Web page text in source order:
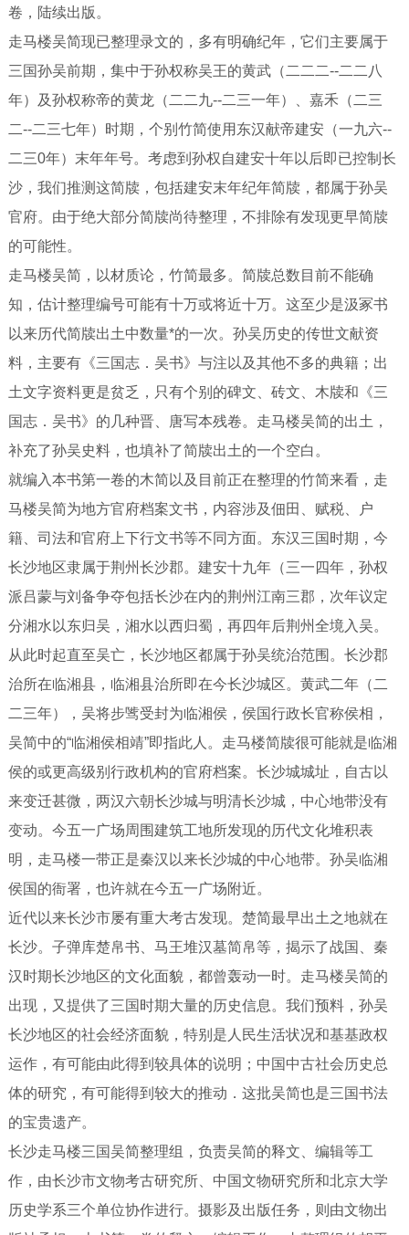
卷，陆续出版。
走马楼吴简现已整理录文的，多有明确纪年，它们主要属于
三国孙吴前期，集中于孙权称吴王的黄武（二二二--二二八
年）及孙权称帝的黄龙（二二九--二三一年）、嘉禾（二三
二--二三七年）时期，个别竹简使用东汉献帝建安（一九六--
二三0年）末年年号。考虑到孙权自建安十年以后即已控制长
沙，我们推测这简牍，包括建安末年纪年简牍，都属于孙吴
官府。由于绝大部分简牍尚待整理，不排除有发现更早简牍
的可能性。
走马楼吴简，以材质论，竹简最多。简牍总数目前不能确
知，估计整理编号可能有十万或将近十万。这至少是汲冢书
以来历代简牍出土中数量*的一次。孙吴历史的传世文献资
料，主要有《三国志．吴书》与注以及其他不多的典籍；出
土文字资料更是贫乏，只有个别的碑文、砖文、木牍和《三
国志．吴书》的几种晋、唐写本残卷。走马楼吴简的出土，
补充了孙吴史料，也填补了简牍出土的一个空白。
就编入本书第一卷的木简以及目前正在整理的竹简来看，走
马楼吴简为地方官府档案文书，内容涉及佃田、赋税、户
籍、司法和官府上下行文书等不同方面。东汉三国时期，今
长沙地区隶属于荆州长沙郡。建安十九年（三一四年，孙权
派吕蒙与刘备争夺包括长沙在内的荆州江南三郡，次年议定
分湘水以东归吴，湘水以西归蜀，再四年后荆州全境入吴。
从此时起直至吴亡，长沙地区都属于孙吴统治范围。长沙郡
治所在临湘县，临湘县治所即在今长沙城区。黄武二年（二
二三年），吴将步骘受封为临湘侯，侯国行政长官称侯相，
吴简中的“临湘侯相靖”即指此人。走马楼简牍很可能就是临湘
侯的或更高级别行政机构的官府档案。长沙城城址，自古以
来变迁甚微，两汉六朝长沙城与明清长沙城，中心地带没有
变动。今五一广场周围建筑工地所发现的历代文化堆积表
明，走马楼一带正是秦汉以来长沙城的中心地带。孙吴临湘
侯国的衙署，也许就在今五一广场附近。
近代以来长沙市屡有重大考古发现。楚简最早出土之地就在
长沙。子弹库楚帛书、马王堆汉墓简帛等，揭示了战国、秦
汉时期长沙地区的文化面貌，都曾轰动一时。走马楼吴简的
出现，又提供了三国时期大量的历史信息。我们预料，孙吴
长沙地区的社会经济面貌，特别是人民生活状况和基基政权
运作，有可能由此得到较具体的说明；中国中古社会历史总
体的研究，有可能得到较大的推动．这批吴简也是三国书法
的宝贵遗产。
长沙走马楼三国吴简整理组，负责吴简的释文、编辑等工
作，由长沙市文物考古研究所、中国文物研究所和北京大学
历史学系三个单位协作进行。摄影及出版任务，则由文物出